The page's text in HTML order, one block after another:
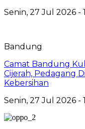
Senin, 27 Jul 2026 -
Bandung
Camat Bandung
Cijerah, Pedagang
Kebersihan
Senin, 27 Jul 2026 -